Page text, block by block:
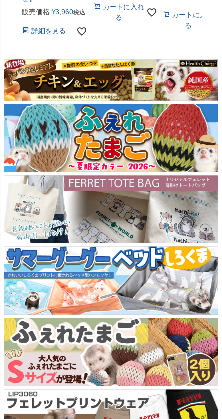
販売価格 ¥3,960税込
詳細を見る
カートに入れ
る
カートに入れ
る